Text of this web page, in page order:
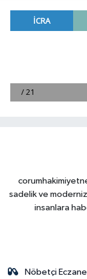
sadelik ve
insanlara
Nöbetçi